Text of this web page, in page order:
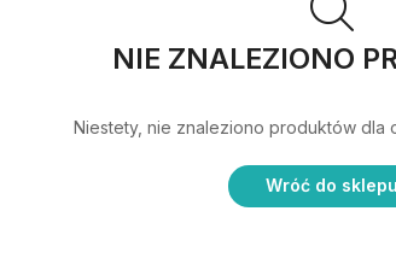
NIE ZNALEZIONO
Niestety, nie znaleziono produktów dla
Wróć do sklepu